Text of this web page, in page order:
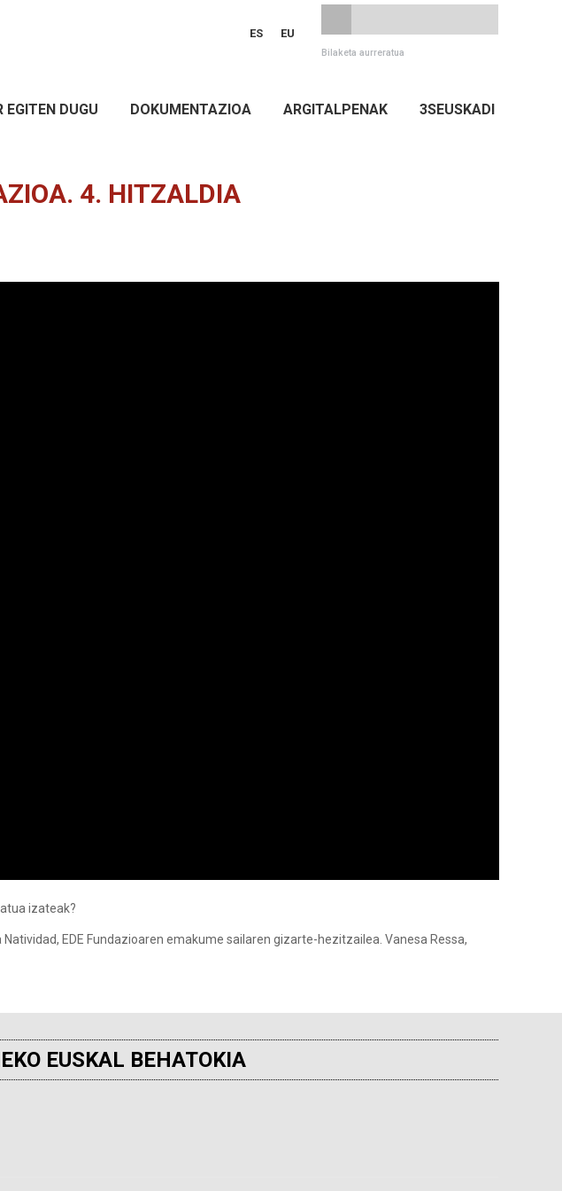
ES EU
Bilaketa aurreratua
EGITEN DUGU DOKUMENTAZIOA ARGITALPENAK 3SEUSKADI
4. HITZALDIA
izateak?
EDE Fundazioaren emakume sailaren gizarte-hezitzailea. Vanesa Ressa,
EUSKAL BEHATOKIA